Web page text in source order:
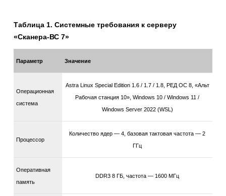
Таблица 1. Системные требования к серверу
«Сканера-ВС 7»
Параметр Значение
Операционная
система
Astra Linux Special Edition 1.6 / 1.7 / 1.8, РЕД ОС 8, «Альт
Рабочая станция 10», Windows 10 / Windows 11 /
Windows Server 2022 (WSL)
Процессор
Количество ядер — 4, базовая тактовая частота — 2
ГГц
Оперативная
память
DDR3 8 ГБ, частота — 1600 МГц